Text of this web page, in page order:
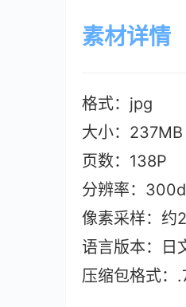
素材详情
格式：jpg
大小：237MB
页数：138P
分辨率：
像素采样：约
语言版本：日
压缩包格式：